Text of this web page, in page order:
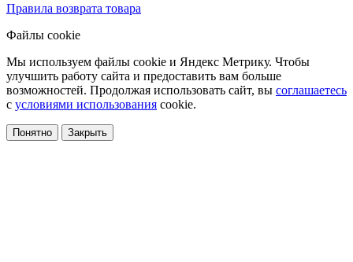
Правила возврата товара
Файлы cookie
Мы используем файлы cookie и Яндекс Метрику. Чтобы
улучшить работу сайта и предоставить вам больше
возможностей. Продолжая использовать сайт, вы соглашаетесь
с условиями использования cookie.
Понятно Закрыть